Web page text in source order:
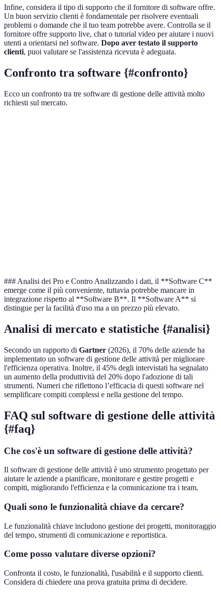
Infine, considera il tipo di supporto che il fornitore di software offre.
Un buon servizio clienti è fondamentale per risolvere eventuali
problemi o domande che il tuo team potrebbe avere. Controlla se il
fornitore offre supporto live, chat o tutorial video per aiutare i nuovi
utenti a orientarsi nel software. Dopo aver testato il supporto
clienti, puoi valutare se l'assistenza ricevuta è adeguata.
Confronto tra software {#confronto}
Ecco un confronto tra tre software di gestione delle attività molto
richiesti sul mercato.
### Analisi dei Pro e Contro Analizzando i dati, il **Software C**
emerge come il più conveniente, tuttavia potrebbe mancare in
integrazione rispetto al **Software B**. Il **Software A** si
distingue per la facilità d'uso ma a un prezzo più elevato.
Analisi di mercato e statistiche {#analisi}
Secondo un rapporto di Gartner (2026), il 70% delle aziende ha
implementato un software di gestione delle attività per migliorare
l'efficienza operativa. Inoltre, il 45% degli intervistati ha segnalato
un aumento della produttività del 20% dopo l'adozione di tali
strumenti. Numeri che riflettono l’efficacia di questi software nel
semplificare compiti complessi e nella gestione del tempo.
FAQ sul software di gestione delle attività
{#faq}
Che cos'è un software di gestione delle attività?
Il software di gestione delle attività è uno strumento progettato per
aiutare le aziende a pianificare, monitorare e gestire progetti e
compiti, migliorando l'efficienza e la comunicazione tra i team.
Quali sono le funzionalità chiave da cercare?
Le funzionalità chiave includono gestione dei progetti, monitoraggio
del tempo, strumenti di comunicazione e reportistica.
Come posso valutare diverse opzioni?
Confronta il costo, le funzionalità, l'usabilità e il supporto clienti.
Considera di chiedere una prova gratuita prima di decidere.